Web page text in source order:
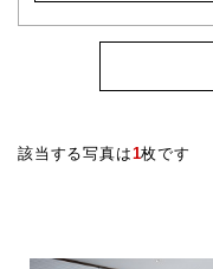
該当する写真は1枚です